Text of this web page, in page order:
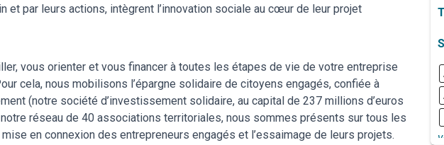
et par leurs actions, intègrent l’innovation sociale au cœur de leur projet
vous orienter et vous financer à toutes les étapes de vie de votre entreprise
cela, nous mobilisons l’épargne solidaire de citoyens engagés, confiée à
(notre société d’investissement solidaire, au capital de 237 millions d’euros
réseau de 40 associations territoriales, nous sommes présents sur tous les
en connexion des entrepreneurs engagés et l’essaimage de leurs projets.